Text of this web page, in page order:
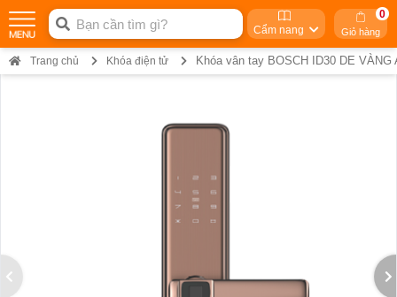
Cẩm nang Giỏ hàng
0
Trang chủ Khóa điện tử Khóa vân tay BOSCH ID30 DE VÀNG